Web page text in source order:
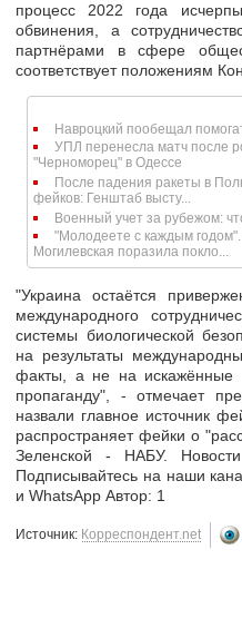
процесс 2022 года
обвинения, а
партнёрами в сфере
соответствует положениям
Навроцкий пообещал
УПЛ перенесла матч после
"Черноморец" в Одессе
После падения ракеты в
фейков: Генштаб высту...
Военный учет за рубежом:
"Молодеете с каждым
Могилевская поразила покло...
"Украина остаётся
международного
системы биологической
на результаты
факты, а не на искажённые
пропаганду", - отмечает
назвали главное источник
распространяет фейки о
Зеленской - НАБУ.
Подписывайтесь на наши
и WhatsApp Автор: 1
Источник: Корреспондент.net